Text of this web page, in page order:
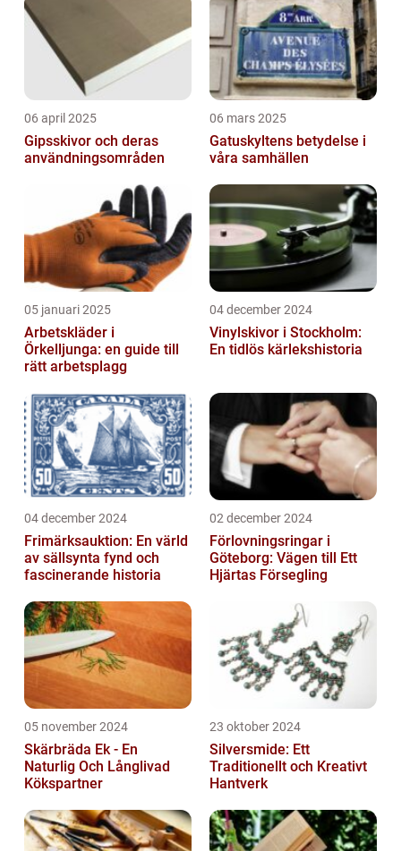
06 april 2025
Gipsskivor och deras
användningsområden
06 mars 2025
Gatuskyltens betydelse i
våra samhällen
05 januari 2025
Arbetskläder i
Örkelljunga: en guide till
rätt arbetsplagg
04 december 2024
Vinylskivor i Stockholm:
En tidlös kärlekshistoria
04 december 2024
Frimärksauktion: En värld
av sällsynta fynd och
fascinerande historia
02 december 2024
Förlovningsringar i
Göteborg: Vägen till Ett
Hjärtas Försegling
05 november 2024
Skärbräda Ek - En
Naturlig Och Långlivad
Kökspartner
23 oktober 2024
Silversmide: Ett
Traditionellt och Kreativt
Hantverk